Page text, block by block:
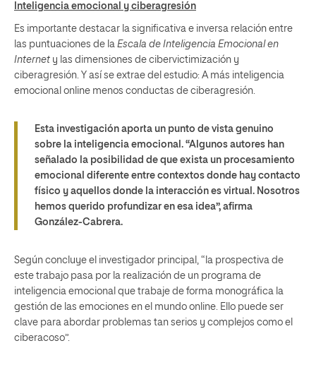
Inteligencia emocional y ciberagresión
Es importante destacar la significativa e inversa relación entre
las puntuaciones de la Escala de Inteligencia Emocional en
Internet y las dimensiones de cibervictimización y
ciberagresión. Y así se extrae del estudio: A más inteligencia
emocional online menos conductas de ciberagresión.
Esta investigación aporta un punto de vista genuino
sobre la inteligencia emocional. “Algunos autores han
señalado la posibilidad de que exista un procesamiento
emocional diferente entre contextos donde hay contacto
físico y aquellos donde la interacción es virtual. Nosotros
hemos querido profundizar en esa idea”, afirma
González-Cabrera.
Según concluye el investigador principal, “la prospectiva de
este trabajo pasa por la realización de un programa de
inteligencia emocional que trabaje de forma monográfica la
gestión de las emociones en el mundo online. Ello puede ser
clave para abordar problemas tan serios y complejos como el
ciberacoso”.